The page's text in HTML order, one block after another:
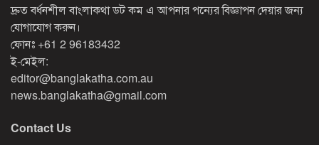
দ্রুত বর্ধনশীল বাংলাকথা ডট কম এ আপনার পন্যের বিজ্ঞাপন দেয়ার জন্য
যোগাযোগ করুন।
ফোনঃ +61 2 96183432
ই-মেইল:
editor@banglakatha.com.au
news.banglakatha@gmail.com
Contact Us